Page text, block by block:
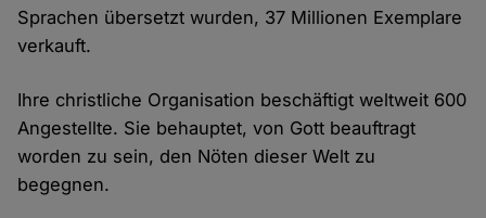
Sprachen übersetzt wurden, 37 Millionen Exemplare
verkauft.
Ihre christliche Organisation beschäftigt weltweit 600
Angestellte. Sie behauptet, von Gott beauftragt
worden zu sein, den Nöten dieser Welt zu
begegnen.